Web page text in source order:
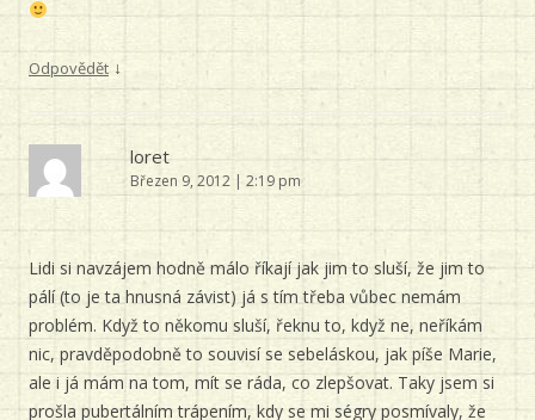
Odpovědět ↓
loret
Březen 9, 2012 | 2:19 pm
Lidi si navzájem hodně málo říkají jak jim to sluší, že jim to
pálí (to je ta hnusná závist) já s tím třeba vůbec nemám
problém. Když to někomu sluší, řeknu to, když ne, neříkám
nic, pravděpodobně to souvisí se sebeláskou, jak píše Marie,
ale i já mám na tom, mít se ráda, co zlepšovat. Taky jsem si
prošla pubertálním trápením, kdy se mi ségry posmívaly, že